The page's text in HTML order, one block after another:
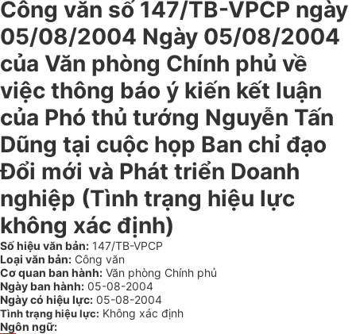
Công văn số 147/TB-VPCP ngày
05/08/2004 Ngày 05/08/2004
của Văn phòng Chính phủ về
việc thông báo ý kiến kết luận
của Phó thủ tướng Nguyễn Tấn
Dũng tại cuộc họp Ban chỉ đạo
Đổi mới và Phát triển Doanh
nghiệp (Tình trạng hiệu lực
không xác định)
Số hiệu văn bản: 147/TB-VPCP
Loại văn bản: Công văn
Cơ quan ban hành: Văn phòng Chính phủ
Ngày ban hành: 05-08-2004
Ngày có hiệu lực: 05-08-2004
Tình trạng hiệu lực: Không xác định
Ngôn ngữ: